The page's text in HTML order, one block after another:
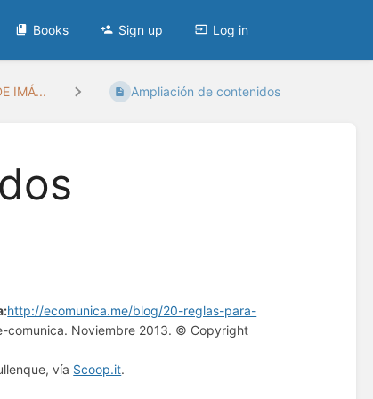
Books Sign up Log in
IMÁ... Ampliación de contenidos
http://ecomunica.me/blog/20-reglas-para-
comunica. Noviembre 2013. © Copyright
vía Scoop.it.